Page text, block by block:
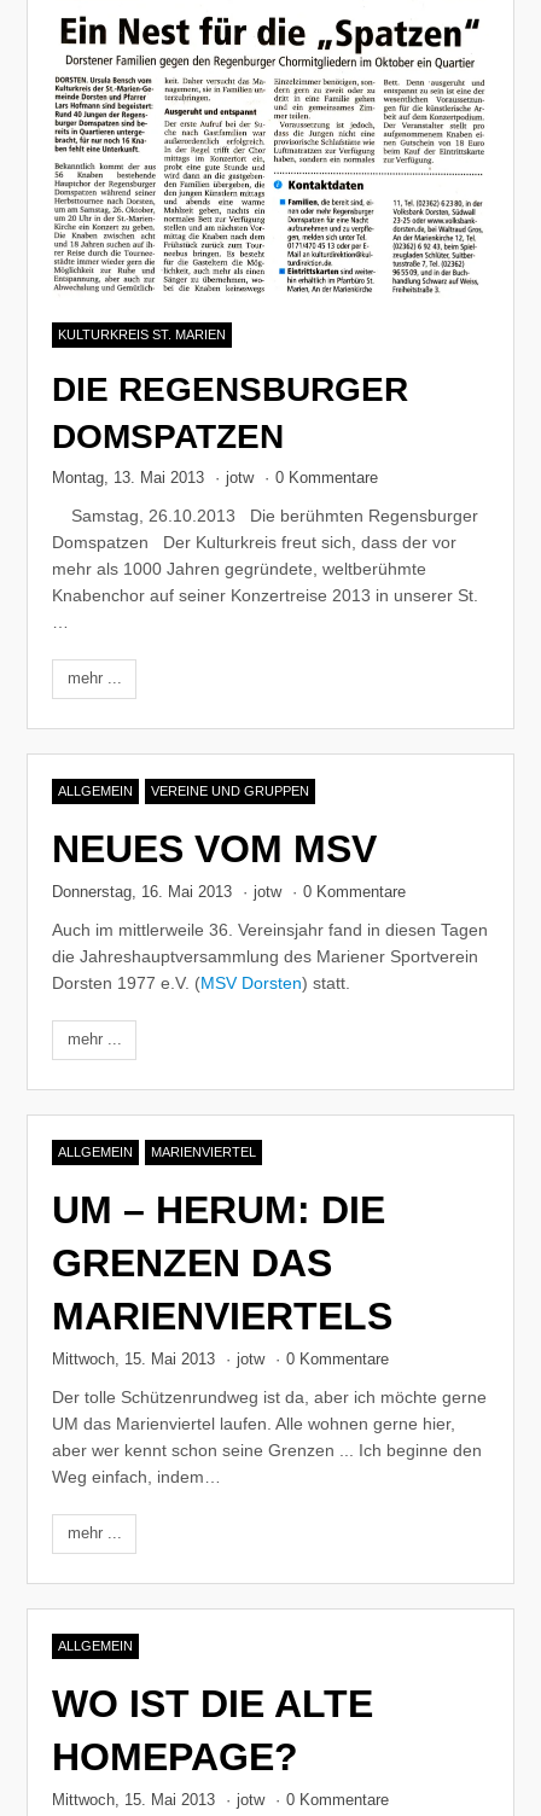
KULTURKREIS ST. MARIEN
DIE REGENSBURGER
DOMSPATZEN
Montag, 13. Mai 2013 · jotw · 0 Kommentare
Samstag, 26.10.2013 Die berühmten Regensburger
Domspatzen Der Kulturkreis freut sich, dass der vor
mehr als 1000 Jahren gegründete, weltberühmte
Knabenchor auf seiner Konzertreise 2013 in unserer St.
mehr ...
ALLGEMEIN VEREINE UND GRUPPEN
NEUES VOM MSV
Donnerstag, 16. Mai 2013 · jotw · 0 Kommentare
Auch im mittlerweile 36. Vereinsjahr fand in diesen Tagen
die Jahreshauptversammlung des Mariener Sportverein
Dorsten 1977 e.V. (MSV Dorsten) statt.
mehr ...
ALLGEMEIN MARIENVIERTEL
UM – HERUM: DIE
GRENZEN DAS
MARIENVIERTELS
Mittwoch, 15. Mai 2013 · jotw · 0 Kommentare
Der tolle Schützenrundweg ist da, aber ich möchte gerne
UM das Marienviertel laufen. Alle wohnen gerne hier,
aber wer kennt schon seine Grenzen ... Ich beginne den
Weg einfach, indem…
mehr ...
ALLGEMEIN
WO IST DIE ALTE
HOMEPAGE?
Mittwoch, 15. Mai 2013 · jotw · 0 Kommentare